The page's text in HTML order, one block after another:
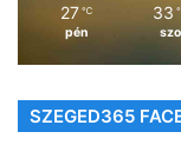
27 ℃
pén
33
szo
SZEGED365